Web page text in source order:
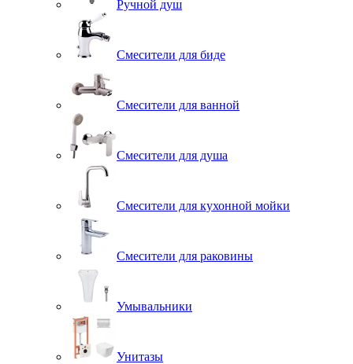
Ручной душ
Смесители для биде
Смесители для ванной
Смесители для душа
Смесители для кухонной мойки
Смесители для раковины
Умывальники
Унитазы